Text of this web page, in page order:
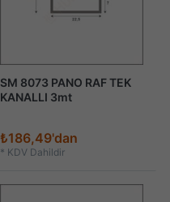
SM 8073 PANO RAF TEK
KANALLI 3mt
₺186,49'dan
* KDV Dahildir